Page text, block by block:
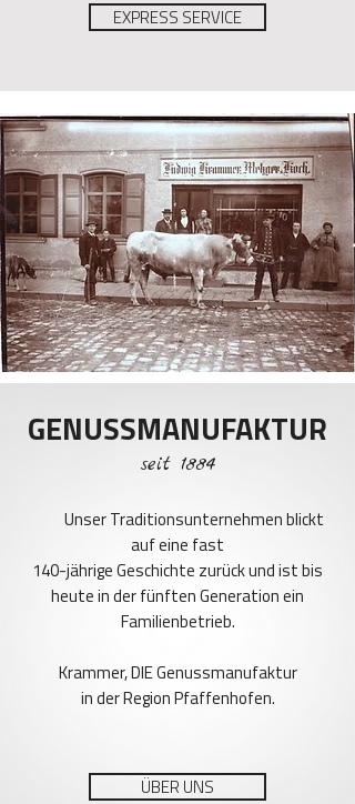
EXPRESS SERVICE
GENUSSMANUFAKTUR
seit 1884
Unser Traditionsunternehmen blickt
auf eine fast
140-jährige Geschichte zurück und ist bis
heute in der fünften Generation ein
Familienbetrieb.
Krammer, DIE Genussmanufaktur
in der Region Pfaffenhofen.
ÜBER UNS